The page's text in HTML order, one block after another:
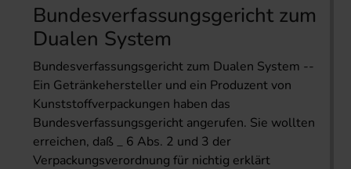
Bundesverfassungsgericht zum
Dualen System
Bundesverfassungsgericht zum Dualen System --
Ein Getränkehersteller und ein Produzent von
Kunststoffverpackungen haben das
Bundesverfassungsgericht angerufen. Sie wollten
erreichen, daß _ 6 Abs. 2 und 3 der
Verpackungsverordnung für nichtig erklärt